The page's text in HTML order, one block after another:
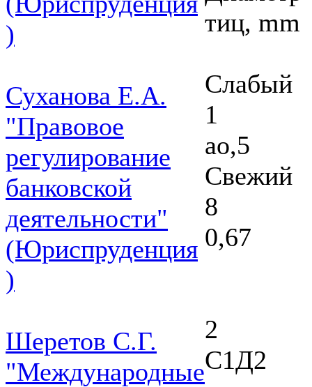
)
Суханова Е.А.
"Правовое
регулирование
банковской
деятельности"
(Юриспруденция
)
Шеретов С.Г.
"Международные
тиц, mm
Слабый
1
ао,5
Свежий
8
0,67
2
С1Д2